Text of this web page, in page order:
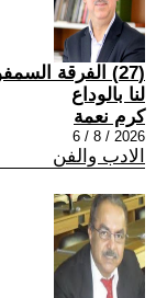
(27) الفرقة
لنا بالوداع
كرم نعمة
2026 / 8 / 6
الادب والفن